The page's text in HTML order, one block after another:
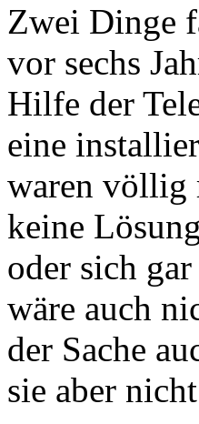
Zwei Dinge
vor sechs
Hilfe der
eine
waren völlig
keine
oder sich
wäre auch
der Sache
sie aber